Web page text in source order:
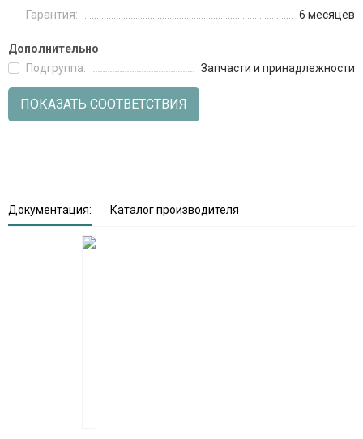
Гарантия:
6 месяцев
Дополнительно
Подгруппа:
Запчасти и принадлежности
ПОКАЗАТЬ СООТВЕТСТВИЯ
Документация: Каталог производителя